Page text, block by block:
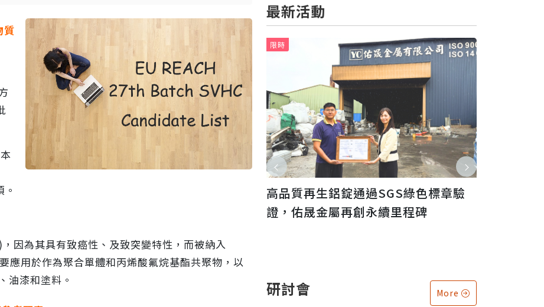
質
因為其具有致癌性、及致突變特性，而被納入
應用於作為聚合單體和丙烯酸氟烷基酯共聚物，以
油漆和塗料。
最新活動
限時
高品質再生鋁錠通過SGS綠色標章驗
證，佑晟金屬再創永續里程碑
研討會 More